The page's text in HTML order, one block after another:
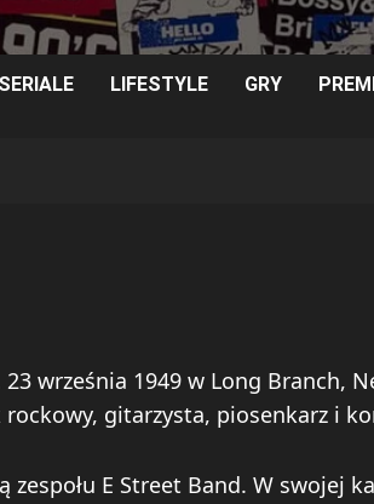
SERIALE LIFESTYLE GRY
września 1949 w Long Branch,
gitarzysta, piosenkarz i
zespołu E Street Band. W swojej